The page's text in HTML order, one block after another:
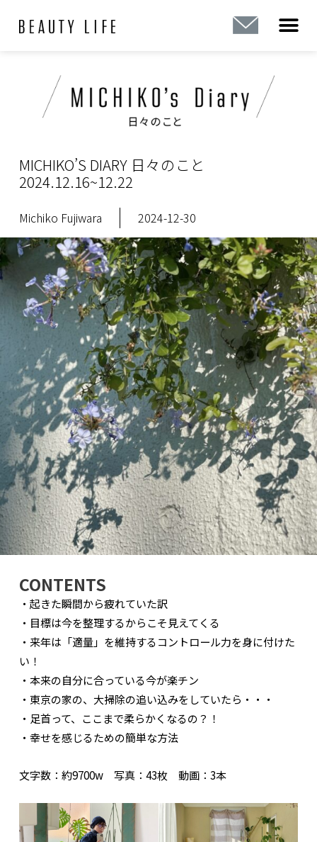
MICHIKO’S DIARY 日々のこと
2024.12.16~12.22
Michiko Fujiwara 2024-12-30
CONTENTS
・起きた瞬間から疲れていた訳
・目標は今を整理するからこそ見えてくる
・来年は「適量」を維持するコントロール力を身に付けた
い！
・本来の自分に合っている今が楽チン
・東京の家の、大掃除の追い込みをしていたら・・・
・足首って、ここまで柔らかくなるの？！
・幸せを感じるための簡単な方法
文字数：約9700w 写真：43枚 動画：3本